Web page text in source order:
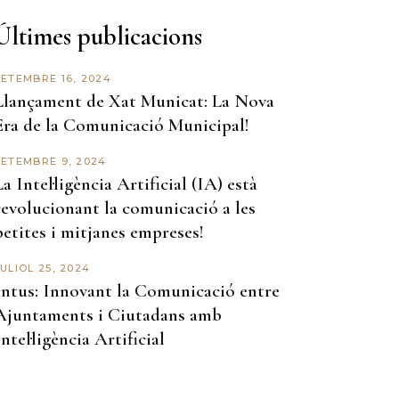
publicacions
16, 2024
de Xat Municat: La Nova
de la Comunicació Municipal!
9, 2024
Intel·ligència Artificial (IA) està
la comunicació a les
i mitjanes empreses!
25, 2024
Innovant la Comunicació entre
i Ciutadans amb
Artificial